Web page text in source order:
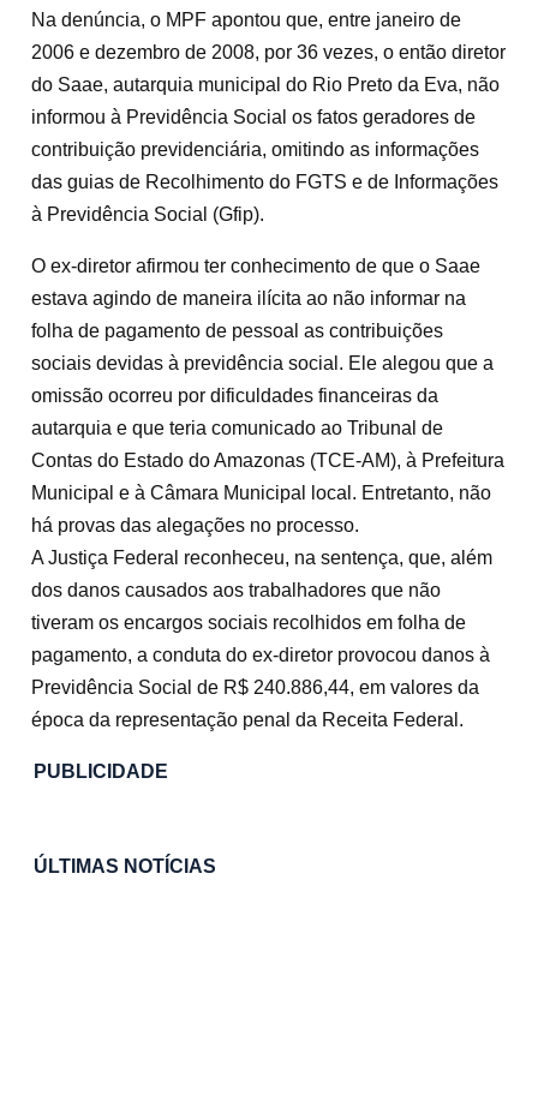
Na denúncia, o MPF apontou que, entre janeiro de
2006 e dezembro de 2008, por 36 vezes, o então diretor
do Saae, autarquia municipal do Rio Preto da Eva, não
informou à Previdência Social os fatos geradores de
contribuição previdenciária, omitindo as informações
das guias de Recolhimento do FGTS e de Informações
à Previdência Social (Gfip).
O ex-diretor afirmou ter conhecimento de que o Saae
estava agindo de maneira ilícita ao não informar na
folha de pagamento de pessoal as contribuições
sociais devidas à previdência social. Ele alegou que a
omissão ocorreu por dificuldades financeiras da
autarquia e que teria comunicado ao Tribunal de
Contas do Estado do Amazonas (TCE-AM), à Prefeitura
Municipal e à Câmara Municipal local. Entretanto, não
há provas das alegações no processo.
A Justiça Federal reconheceu, na sentença, que, além
dos danos causados aos trabalhadores que não
tiveram os encargos sociais recolhidos em folha de
pagamento, a conduta do ex-diretor provocou danos à
Previdência Social de R$ 240.886,44, em valores da
época da representação penal da Receita Federal.
PUBLICIDADE
ÚLTIMAS NOTÍCIAS